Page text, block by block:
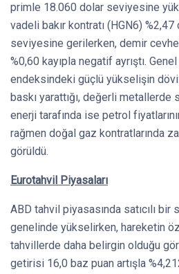
primle 18.060 dolar seviyesine
vadeli bakır kontratı (HGN6)
seviyesine gerilerken, demir
%0,60 kayıpla negatif ayrıştı.
endeksindeki güçlü yükselişin
baskı yarattığı, değerli metallerde
enerji tarafında ise petrol
rağmen doğal gaz kontratlarında
görüldü.
Eurotahvil Piyasaları
ABD tahvil piyasasında satıcılı
genelinde yükselirken, hareketin
tahvillerde daha belirgin olduğu
getirisi 16,0 baz puan artışla